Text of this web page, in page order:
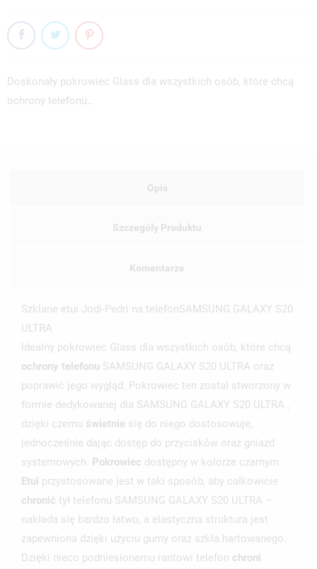
Doskonały pokrowiec Glass dla wszystkich osób, które chcą
ochrony telefonu…
Opis
Szczegóły Produktu
Komentarze
Szklane etui Jodi-Pedri na telefonSAMSUNG GALAXY S20
ULTRA
Idealny pokrowiec Glass dla wszystkich osób, które chcą
ochrony telefonu SAMSUNG GALAXY S20 ULTRA oraz
poprawić jego wygląd. Pokrowiec ten został stworzony w
formie dedykowanej dla SAMSUNG GALAXY S20 ULTRA ,
dzięki czemu świetnie się do niego dostosowuje,
jednocześnie dając dostęp do przycisków oraz gniazd
systemowych. Pokrowiec dostępny w kolorze czarnym.
Etui przystosowane jest w taki sposób, aby całkowicie
chronić tył telefonu SAMSUNG GALAXY S20 ULTRA –
nakłada się bardzo łatwo, a elastyczna struktura jest
zapewniona dzięki użyciu gumy oraz szkła hartowanego.
Dzięki nieco podniesionemu rantowi telefon chroni
MOJE LISTY ŻYCZEŃ
add_circle_outline UTWÓRZ NOWĄ LISTĘ
UTWÓRZ LISTĘ ŻYCZEŃ
NAZWA LISTY ŻYCZEŃ
ANULUJ UTWÓRZ LISTĘ ŻYCZEŃ
ZALOGUJ SIĘ
MUSISZ BYĆ ZALOGOWANY BY ZAPISAĆ PRODUKTY NA
SWOJEJ LIŚCIE ŻYCZEŃ.
ZALOGUJ SIĘ